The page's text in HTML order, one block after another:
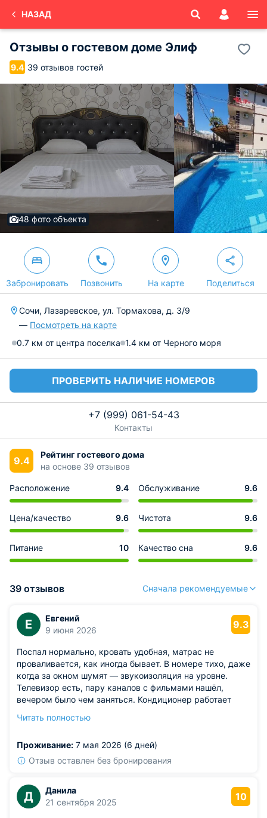
НАЗАД
Отзывы о гостевом доме Элиф
9.4 39 отзывов гостей
48 фото объекта
Забронировать Позвонить На карте Поделиться
Сочи, Лазаревское, ул. Тормахова, д. 3/9
— Посмотреть на карте
0.7 км от центра поселка 1.4 км от Черного моря
ПРОВЕРИТЬ НАЛИЧИЕ НОМЕРОВ
+7 (999) 061-54-43
Контакты
9.4
Рейтинг гостевого дома
на основе 39 отзывов
Расположение 9.4 Обслуживание 9.6
Цена/качество 9.6 Чистота 9.6
Питание 10 Качество сна 9.6
39 отзывов Сначала рекомендуемые
Е
Евгений
9 июня 2026
9.3
Поспал нормально, кровать удобная, матрас не
проваливается, как иногда бывает. В номере тихо, даже
когда за окном шумят — звукоизоляция на уровне.
Телевизор есть, пару каналов с фильмами нашёл,
вечером было чем заняться. Кондиционер работает
комфортной температуры.
вечером, когда все гости онлайн.
Читать полностью
Проживание: 7 мая 2026 (6 дней)
Отзыв оставлен без бронирования
Д
Данила
21 сентября 2025
10